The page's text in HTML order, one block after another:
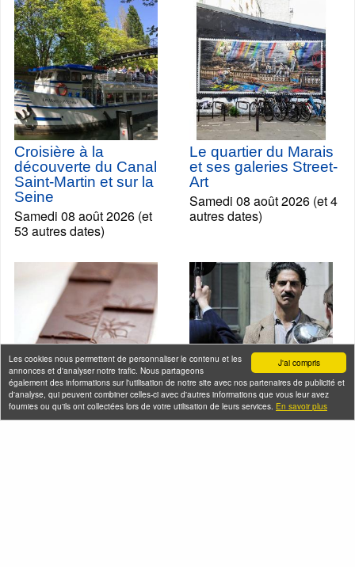
J'ai compris
Les cookies nous permettent de personnaliser le contenu et les
annonces et d'analyser notre trafic. Nous partageons
également des informations sur l'utilisation de notre site avec nos partenaires de publicité et
d'analyse, qui peuvent combiner celles-ci avec d'autres informations que vous leur avez
fournies ou qu'ils ont collectées lors de votre utilisation de leurs services. En savoir plus
Croisière à la
découverte du Canal
Saint-Martin et sur la
Seine
Samedi 08 août 2026 (et
53 autres dates)
Le quartier du Marais
et ses galeries Street-
Art
Samedi 08 août 2026 (et 4
autres dates)
Atelier fabrication de
Souvenirs des